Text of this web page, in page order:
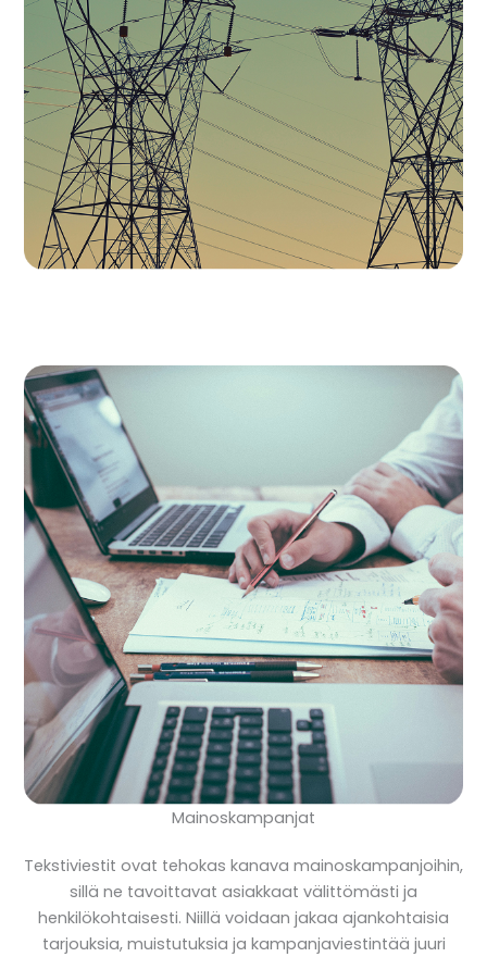
Mainoskampanjat
Tekstiviestit ovat tehokas kanava mainoskampanjoihin,
sillä ne tavoittavat asiakkaat välittömästi ja
henkilökohtaisesti. Niillä voidaan jakaa ajankohtaisia
tarjouksia, muistutuksia ja kampanjaviestintää juuri